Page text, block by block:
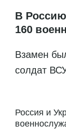
В
160
Взамен
солдат
Россия и